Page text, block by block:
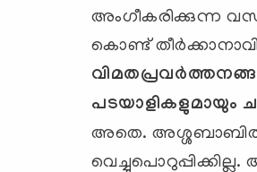
അംഗീകരിക്കുന്ന
കൊണ്ട്
പടയാളികളുമായും
അതെ. അശ്ശബാബില്‍